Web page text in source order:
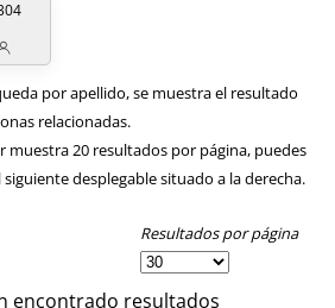
por apellido, se muestra el resultado
relacionadas.
muestra 20 resultados por página, puedes
desplegable situado a la derecha.
Resultados por página
encontrado resultados